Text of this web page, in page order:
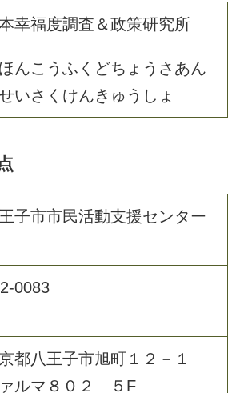
幸福度調査＆政策研究所
んこうふくどちょうさあん
いさくけんきゅうしょ
子市市民活動支援センター
0083
都八王子市旭町１２－１
ルマ８０２ ５F